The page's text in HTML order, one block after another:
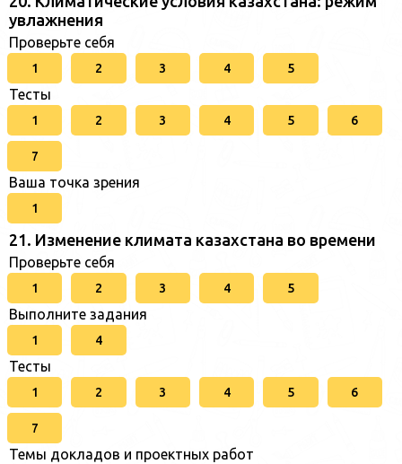
увлажнения
Проверьте себя
1 2 3 4 5
Тесты
1 2 3 4 5 6
7
Ваша точка зрения
1
21. Изменение климата казахстана во времени
Проверьте себя
1 2 3 4 5
Выполните задания
1 4
Тесты
1 2 3 4 5 6
7
Темы докладов и проектных работ